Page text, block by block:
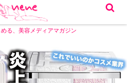
る、美容メディアマガジン